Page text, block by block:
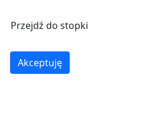
Przejdź do stopki
Akceptuję